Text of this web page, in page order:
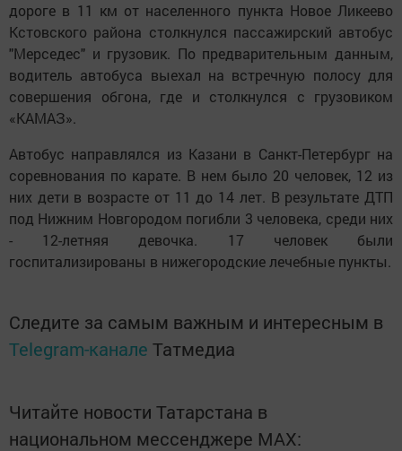
дороге в 11 км от населенного пункта Новое Ликеево
Кстовского района столкнулся пассажирский автобус
"Мерседес" и грузовик. По предварительным данным,
водитель автобуса выехал на встречную полосу для
совершения обгона, где и столкнулся с грузовиком
«КАМАЗ».
Автобус направлялся из Казани в Санкт-Петербург на
соревнования по карате. В нем было 20 человек, 12 из
них дети в возрасте от 11 до 14 лет. В результате ДТП
под Нижним Новгородом погибли 3 человека, среди них
- 12-летняя девочка. 17 человек были
госпитализированы в нижегородские лечебные пункты.
Следите за самым важным и интересным в
Telegram-канале Татмедиа
Читайте новости Татарстана в
национальном мессенджере MАХ: